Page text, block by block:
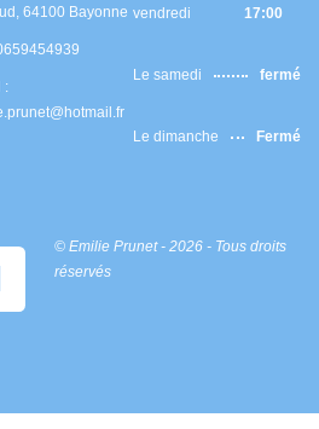
64100 Bayonne
:
vendredi
17:00
Le samedi fermé
Le dimanche Fermé
© Emilie Prunet - 2026 - Tous droits
réservés